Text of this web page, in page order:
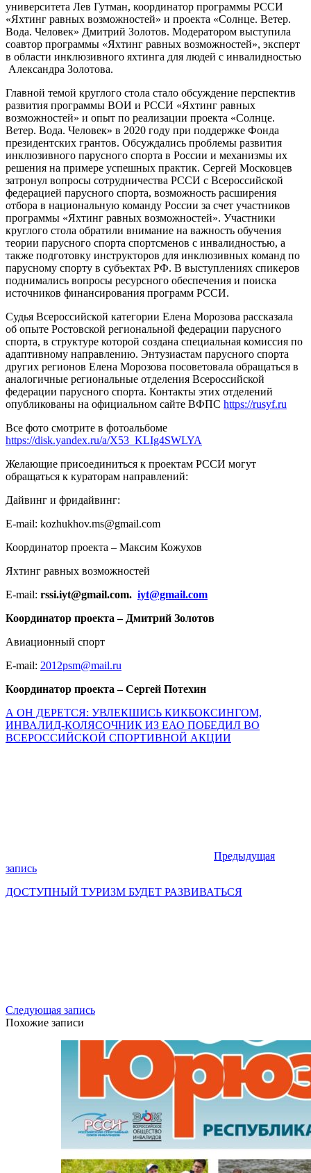
университета Лев Гутман, координатор программы РССИ
«Яхтинг равных возможностей» и проекта «Солнце. Ветер.
Вода. Человек» Дмитрий Золотов. Модератором выступила
соавтор программы «Яхтинг равных возможностей», эксперт
в области инклюзивного яхтинга для людей с инвалидностью
Александра Золотова.
Главной темой круглого стола стало обсуждение перспектив
развития программы ВОИ и РССИ «Яхтинг равных
возможностей» и опыт по реализации проекта «Солнце.
Ветер. Вода. Человек» в 2020 году при поддержке Фонда
президентских грантов. Обсуждались проблемы развития
инклюзивного парусного спорта в России и механизмы их
решения на примере успешных практик. Сергей Московцев
затронул вопросы сотрудничества РССИ с Всероссийской
федерацией парусного спорта, возможность расширения
отбора в национальную команду России за счет участников
программы «Яхтинг равных возможностей». Участники
круглого стола обратили внимание на важность обучения
теории парусного спорта спортсменов с инвалидностью, а
также подготовку инструкторов для инклюзивных команд по
парусному спорту в субъектах РФ. В выступлениях спикеров
поднимались вопросы ресурсного обеспечения и поиска
источников финансирования программ РССИ.
Судья Всероссийской категории Елена Морозова рассказала
об опыте Ростовской региональной федерации парусного
спорта, в структуре которой создана специальная комиссия по
адаптивному направлению. Энтузиастам парусного спорта
других регионов Елена Морозова посоветовала обращаться в
аналогичные региональные отделения Всероссийской
федерации парусного спорта. Контакты этих отделений
опубликованы на официальном сайте ВФПС https://rusyf.ru
Все фото смотрите в фотоальбоме
https://disk.yandex.ru/a/X53_KLIg4SWLYA
Желающие присоединиться к проектам РССИ могут
обращаться к кураторам направлений:
Дайвинг и фридайвинг:
E-mail: kozhukhov.ms@gmail.com
Координатор проекта – Максим Кожухов
Яхтинг равных возможностей
E-mail: rssi.iyt@gmail.com. iyt@gmail.com
Координатор проекта – Дмитрий Золотов
Авиационный спорт
E-mail: 2012psm@mail.ru
Координатор проекта – Сергей Потехин
А ОН ДЕРЕТСЯ: УВЛЕКШИСЬ КИКБОКСИНГОМ,
ИНВАЛИД-КОЛЯСОЧНИК ИЗ ЕАО ПОБЕДИЛ ВО
ВСЕРОССИЙСКОЙ СПОРТИВНОЙ АКЦИИ
Предыдущая
запись
ДОСТУПНЫЙ ТУРИЗМ БУДЕТ РАЗВИВАТЬСЯ
Следующая запись
Похожие записи